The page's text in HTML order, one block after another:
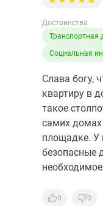
Достоинства
Транспортная
Социальная
Слава богу,
квартиру в
такое
самих домах
площадке. У
безопасные
0 0